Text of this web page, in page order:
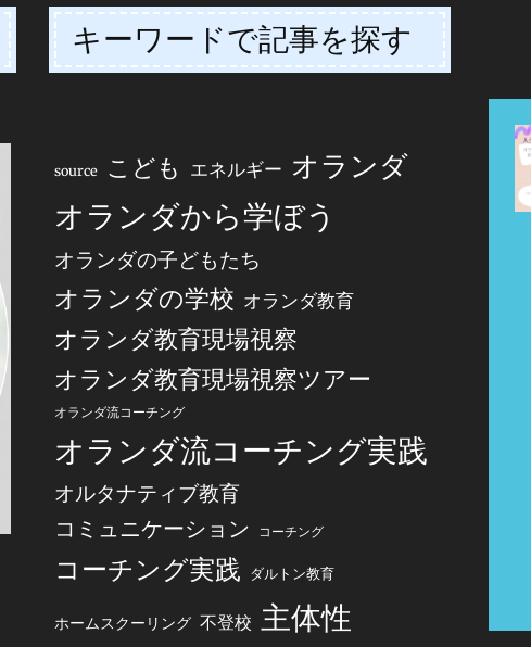
キーワードで記事を探す
source こども エネルギー オランダ
オランダから学ぼう
オランダの子どもたち
オランダの学校 オランダ教育
オランダ教育現場視察
オランダ教育現場視察ツアー
オランダ流コーチング
オランダ流コーチング実践
オルタナティブ教育
コミュニケーション コーチング
コーチング実践 ダルトン教育
ホームスクーリング 不登校 主体性